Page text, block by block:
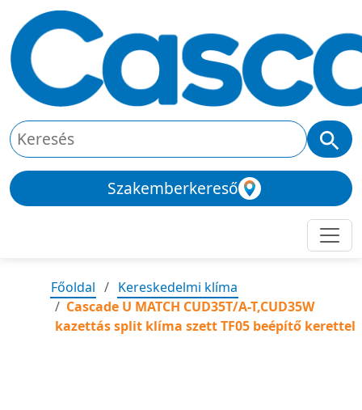
Szakemberkereső
Főoldal
Kereskedelmi klíma
Cascade U MATCH CUD35T/A-T,CUD35W
kazettás split klíma szett TF05 beépítő kerettel